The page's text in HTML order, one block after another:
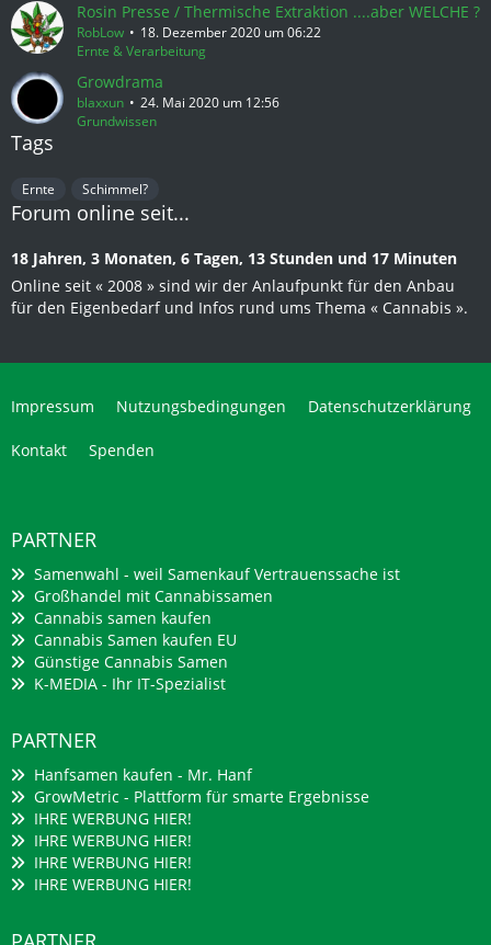
Rosin Presse / Thermische Extraktion ....aber WELCHE ?
RobLow
18. Dezember 2020 um 06:22
Ernte & Verarbeitung
Growdrama
blaxxun
24. Mai 2020 um 12:56
Grundwissen
Tags
Ernte Schimmel?
Forum online seit...
18 Jahren, 3 Monaten, 6 Tagen, 13 Stunden und 17 Minuten
Online seit « 2008 » sind wir der Anlaufpunkt für den Anbau
für den Eigenbedarf und Infos rund ums Thema « Cannabis ».
Impressum Nutzungsbedingungen Datenschutzerklärung
Kontakt Spenden
PARTNER
Samenwahl - weil Samenkauf Vertrauenssache ist
Großhandel mit Cannabissamen
Cannabis samen kaufen
Cannabis Samen kaufen EU
Günstige Cannabis Samen
K-MEDIA - Ihr IT-Spezialist
PARTNER
Hanfsamen kaufen - Mr. Hanf
GrowMetric - Plattform für smarte Ergebnisse
IHRE WERBUNG HIER!
IHRE WERBUNG HIER!
IHRE WERBUNG HIER!
IHRE WERBUNG HIER!